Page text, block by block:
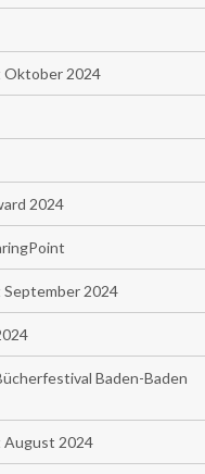
Oktober 2024
2024
2024
Baden-Baden
August 2024